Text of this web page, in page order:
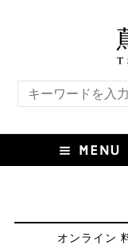
オンライン